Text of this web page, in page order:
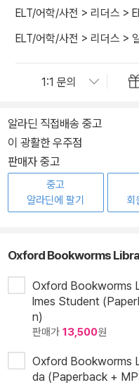
ELT/어학/사전 > 리더스 >
ELT/어학/사전 > 리더스 >
알라딘 직접배송 중고
이 광활한 우주점
판매자 중고
중고
알라딘에 팔기
회
Oxford Bookworms
Oxford Bookworms
lmes Student
n)
판매가 13,500원
Oxford Bookworms
da (Paperback +